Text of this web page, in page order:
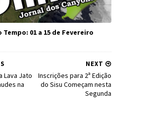
Tempo: 01 a 15 de Fevereiro
NEXT
Inscrições para 2ª Edição
do Sisu Começam nesta
Segunda
Lava Jato
na